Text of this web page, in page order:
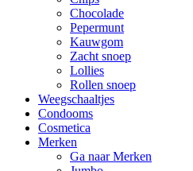
Chocolade
Pepermunt
Kauwgom
Zacht snoep
Lollies
Rollen snoep
Weegschaaltjes
Condooms
Cosmetica
Merken
Ga naar Merken